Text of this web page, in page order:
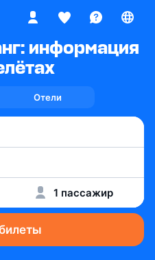
информация
Отели
1 пассажир